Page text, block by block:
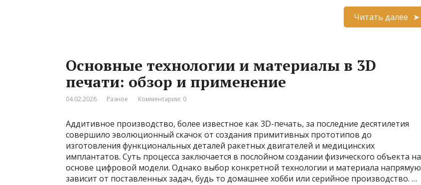
Читать далее
Основные технологии и материалы в 3D
печати: обзор и применение
04.02.2026 Разное Комментарии: 0
Аддитивное производство, более известное как 3D-печать, за последние десятилетия
совершило эволюционный скачок от создания примитивных прототипов до
изготовления функциональных деталей ракетных двигателей и медицинских
имплантатов. Суть процесса заключается в послойном создании физического объекта на
основе цифровой модели. Однако выбор конкретной технологии и материала напрямую
зависит от поставленных задач, будь то домашнее хобби или серийное производство. …